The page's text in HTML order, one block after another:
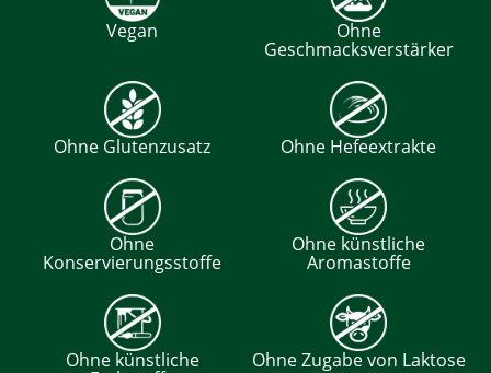
Vegan Ohne
Geschmacksverstärker
Ohne Glutenzusatz Ohne Hefeextrakte
Ohne
Konservierungsstoffe
Ohne künstliche
Aromastoffe
Ohne künstliche Ohne Zugabe von Laktose